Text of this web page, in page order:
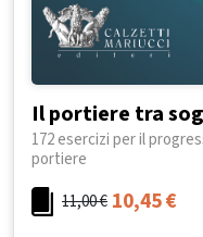
Il portiere tra
172 esercizi per il
portiere
11,00€ 10,45€